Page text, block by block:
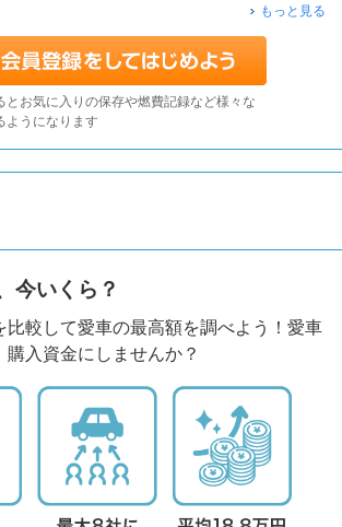
もっと見る
とお気に入りの保存や燃費記録など様々な
ようになります
今いくら？
比較して愛車の最高額を調べよう！愛車
購入資金にしませんか？